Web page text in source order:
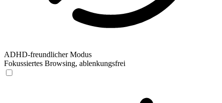
ADHD-freundlicher Modus
Fokussiertes Browsing, ablenkungsfrei